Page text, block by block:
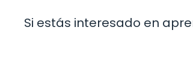
Si estás interesado en